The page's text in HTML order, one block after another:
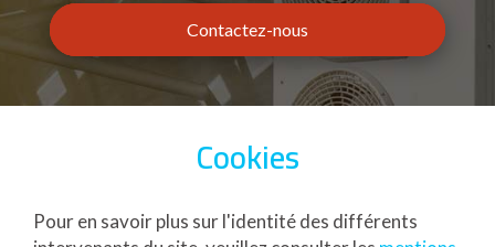
Contactez-nous
Cookies
Pour en savoir plus sur l'identité des différents